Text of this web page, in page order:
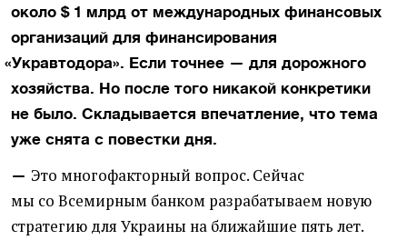
около $ 1 млрд от международных финансовых
организаций для финансирования
«Укравтодора». Если точнее — для дорожного
хозяйства. Но после того никакой конкретики
не было. Складывается впечатление, что тема
уже снята с повестки дня.
— Это многофакторный вопрос. Сейчас
мы со Всемирным банком разрабатываем новую
стратегию для Украины на ближайшие пять лет.